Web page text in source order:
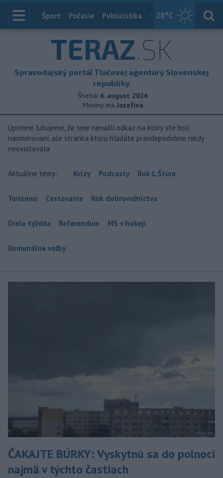
28°C
Index
Šport Počasie Publicistika Slovensko
TERAZ.SK
Spravodajský portál Tlačovej agentúry Slovenskej
republiky
Štvrtok 6. august 2026
Meniny má Jozefína
Úprimne ľutujeme, že sme nenašli odkaz na ktorý ste boli
nasmerovaní, ale stránka ktorú hľadáte pravdepodobne nikdy
neexistovala
Aktuálne témy: Kvízy Podcasty Rok Ľ.Štúra
Turizmus Cestovanie Rok dobrovoľníctva
Dielo týždňa Referendum MS v hokeji
Komunálne voľby
ČAKAJTE BÚRKY: Vyskytnú sa do polnoci
najmä v týchto častiach